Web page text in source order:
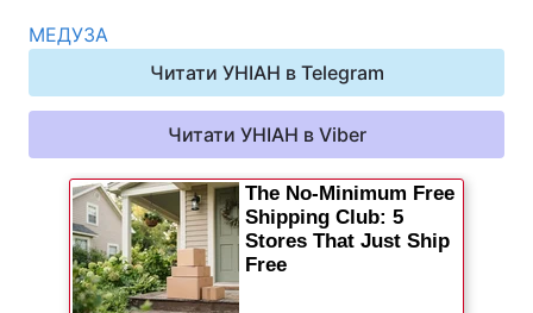
МЕДУЗА
Читати УНІАН в Telegram
Читати УНІАН в Viber